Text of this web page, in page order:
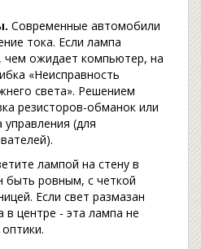
Современные автомобили
тока. Если лампа
ожидает компьютер, на
«Неисправность
света». Решением
резисторов-обманок или
(для
лампой на стену в
быть ровным, с четкой
Если свет размазан
в центре - эта лампа не